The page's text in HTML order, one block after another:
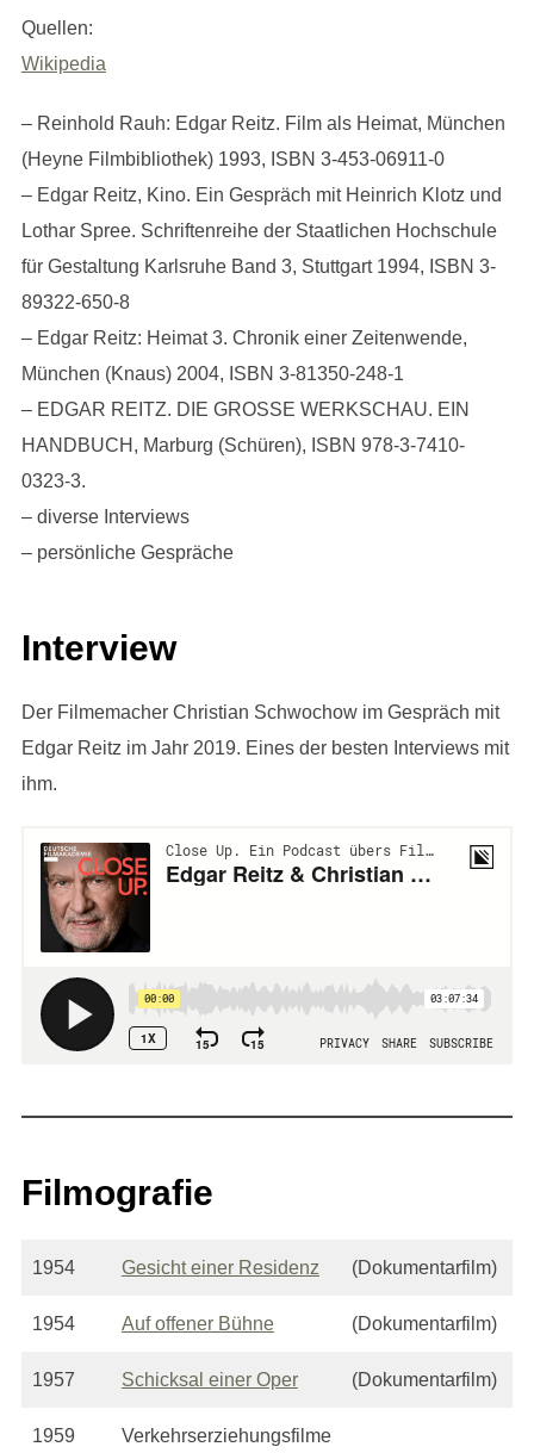
Quellen:
Wikipedia
– Reinhold Rauh: Edgar Reitz. Film als Heimat, München
(Heyne Filmbibliothek) 1993, ISBN 3-453-06911-0
– Edgar Reitz, Kino. Ein Gespräch mit Heinrich Klotz und
Lothar Spree. Schriftenreihe der Staatlichen Hochschule
für Gestaltung Karlsruhe Band 3, Stuttgart 1994, ISBN 3-
89322-650-8
– Edgar Reitz: Heimat 3. Chronik einer Zeitenwende,
München (Knaus) 2004, ISBN 3-81350-248-1
– EDGAR REITZ. DIE GROSSE WERKSCHAU. EIN
HANDBUCH, Marburg (Schüren), ISBN 978-3-7410-
0323-3.
– diverse Interviews
– persönliche Gespräche
Interview
Der Filmemacher Christian Schwochow im Gespräch mit
Edgar Reitz im Jahr 2019. Eines der besten Interviews mit
ihm.
Filmografie
1954 Gesicht einer Residenz (Dokumentarfilm)
1954 Auf offener Bühne (Dokumentarfilm)
1957 Schicksal einer Oper (Dokumentarfilm)
1959 Verkehrserziehungsfilme